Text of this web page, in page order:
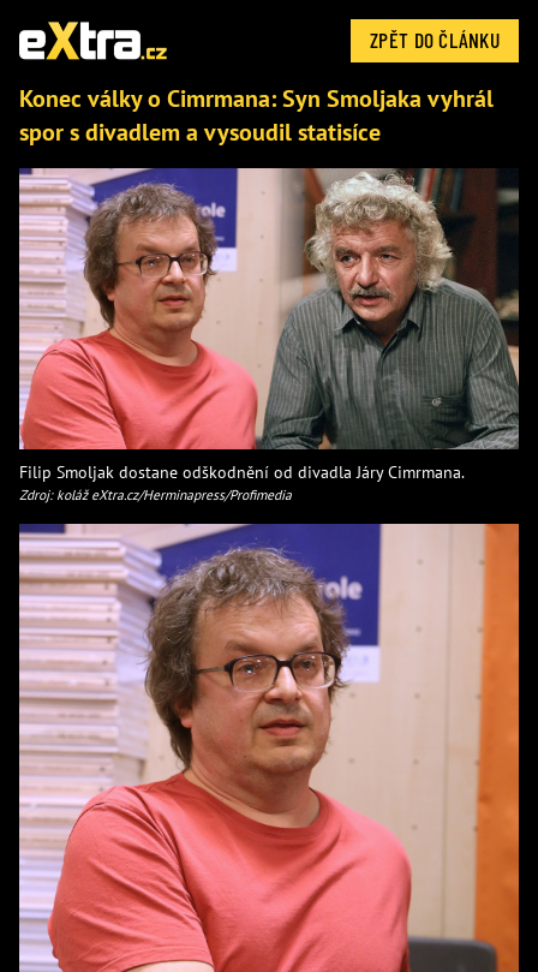
ZPĚT DO ČLÁNKU
Konec války o Cimrmana: Syn Smoljaka vyhrál
spor s divadlem a vysoudil statisíce
Filip Smoljak dostane odškodnění od divadla Járy Cimrmana.
Zdroj: koláž eXtra.cz/Herminapress/Profimedia